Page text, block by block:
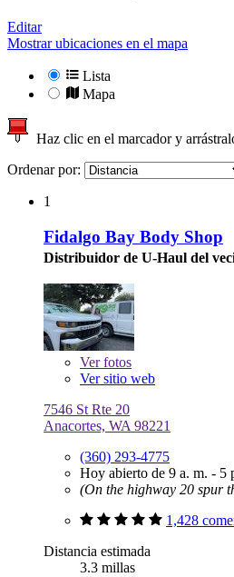
Editar
Mostrar ubicaciones en el mapa
Lista
Mapa
Haz clic en el marcador y
Ordenar por:
1
Fidalgo Bay Body Shop
Distribuidor de U-Haul del
Verfotos
Ver sitio web
7546 St Rte 20
Anacortes, WA 98221
(360) 293-4775
Hoy abierto de 9 a. m. - 5
(On the highway 20 spur
1,428
Distancia estimada
3.3 millas